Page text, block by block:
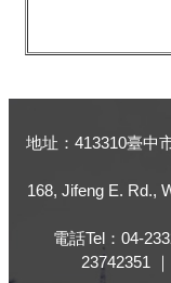
地址：413310臺中
168, Jifeng E. Rd.,
電話Tel：04-
23742351